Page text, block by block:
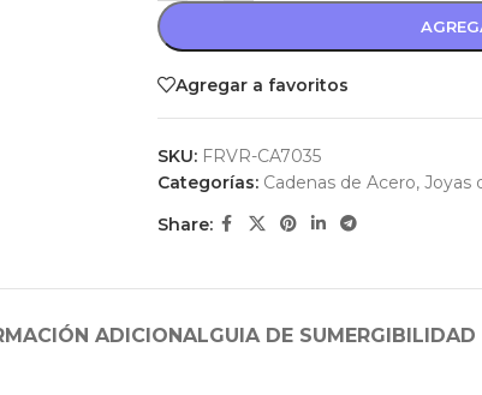
Agregar a favoritos
SKU: FRVR-CA7035
Categorías: Cadenas de Acero, Joyas
Share:
ADICIONALGUIA DE SUMERGIBILIDAD